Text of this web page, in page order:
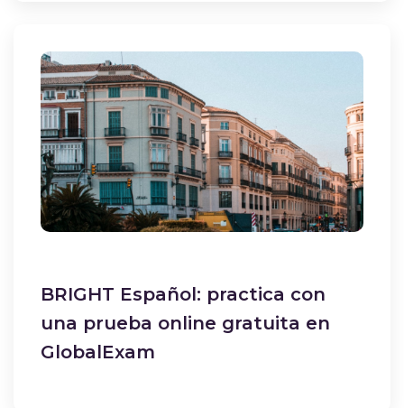
BRIGHT Español: practica con
una prueba online gratuita en
GlobalExam